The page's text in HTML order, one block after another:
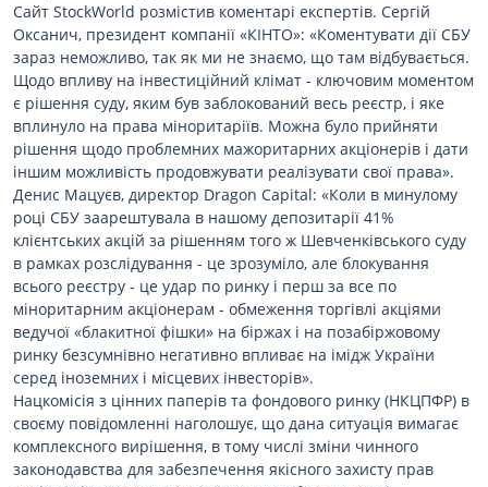
Сайт StockWorld розмістив коментарі експертів. Сергій
Оксанич, президент компанії «КІНТО»: «Коментувати дії СБУ
зараз неможливо, так як ми не знаємо, що там відбувається.
Щодо впливу на інвестиційний клімат - ключовим моментом
є рішення суду, яким був заблокований весь реєстр, і яке
вплинуло на права міноритаріїв. Можна було прийняти
рішення щодо проблемних мажоритарних акціонерів і дати
іншим можливість продовжувати реалізувати свої права».
Денис Мацуєв, директор Dragon Capital: «Коли в минулому
році СБУ заарештувала в нашому депозитарії 41%
клієнтських акцій за рішенням того ж Шевченківського суду
в рамках розслідування - це зрозуміло, але блокування
всього реєстру - це удар по ринку і перш за все по
міноритарним акціонерам - обмеження торгівлі акціями
ведучої «блакитної фішки» на біржах і на позабіржовому
ринку безсумнівно негативно впливає на імідж України
серед іноземних і місцевих інвесторів».
Нацкомісія з цінних паперів та фондового ринку (НКЦПФР) в
своєму повідомленні наголошує, що дана ситуація вимагає
комплексного вирішення, в тому числі зміни чинного
законодавства для забезпечення якісного захисту прав